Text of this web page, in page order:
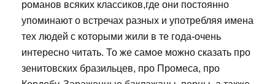
романов всяких классиков,где они постоянно
упоминают о встречах разных и употребляя имена
тех людей с которыми жили в те года-очень
интересно читать. То же самое можно сказать про
зенитовских бразильцев, про Промеса, про